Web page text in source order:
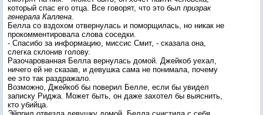
который спас его отца. Все говорят, что это был призрак
генерала Каллена.
Белла со вздохом отвернулась и поморщилась, но никак не
прокомментировала слова соседки.
- Спасибо за информацию, миссис Смит, - сказала она,
слегка склонив голову.
Разочарованная Белла вернулась домой. Джейкоб уехал,
ничего ей не сказав, и девушка сама не понимала, почему
ее это так раздражало.
Возможно, Джейкоб бы поверил Белле, если бы увидел
записку Риджа. Может быть, он даже захотел бы выяснить,
кто убийца.